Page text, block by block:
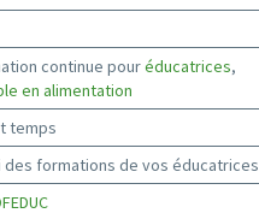
continue pouréducatrices,
en alimentation
temps
des formations de vos éducatrices